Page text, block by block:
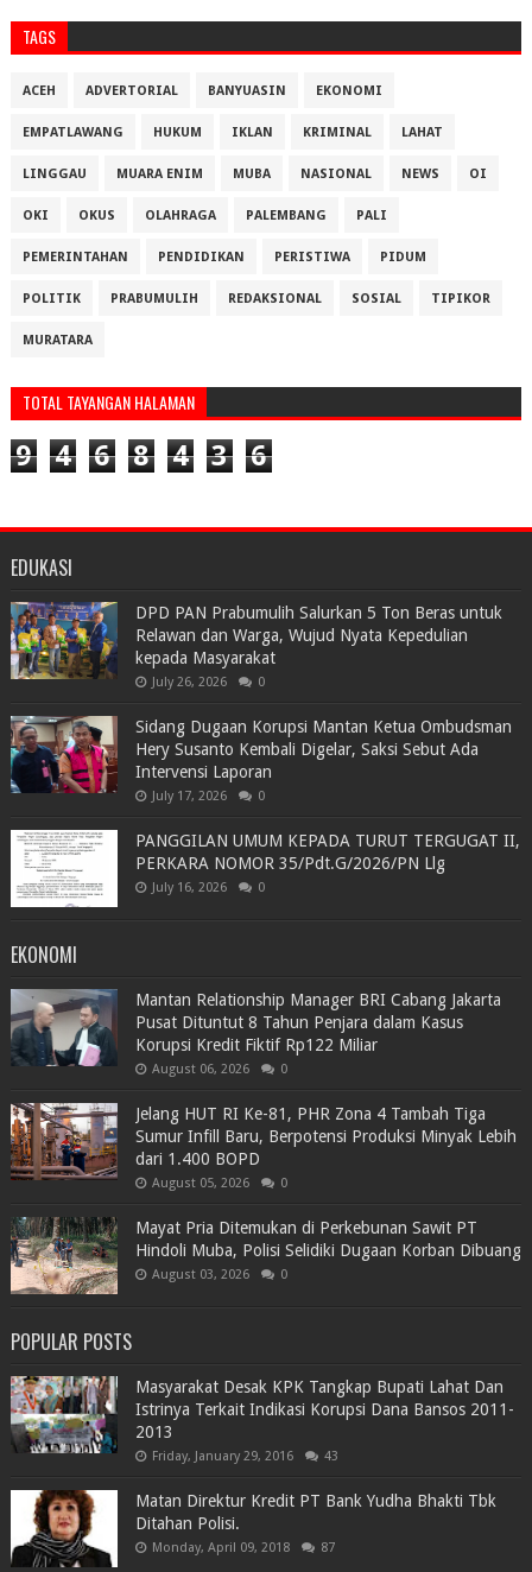
TAGS
ACEH ADVERTORIAL BANYUASIN EKONOMI
EMPATLAWANG HUKUM IKLAN KRIMINAL LAHAT
LINGGAU MUARA ENIM MUBA NASIONAL NEWS OI
OKI OKUS OLAHRAGA PALEMBANG PALI
PEMERINTAHAN PENDIDIKAN PERISTIWA PIDUM
POLITIK PRABUMULIH REDAKSIONAL SOSIAL TIPIKOR
MURATARA
TOTAL TAYANGAN HALAMAN
9 4 6 8 4 3 6
EDUKASI
DPD PAN Prabumulih Salurkan 5 Ton Beras untuk
Relawan dan Warga, Wujud Nyata Kepedulian
kepada Masyarakat
July 26, 2026 0
Sidang Dugaan Korupsi Mantan Ketua Ombudsman
Hery Susanto Kembali Digelar, Saksi Sebut Ada
Intervensi Laporan
July 17, 2026 0
PANGGILAN UMUM KEPADA TURUT TERGUGAT II,
PERKARA NOMOR 35/Pdt.G/2026/PN Llg
July 16, 2026 0
EKONOMI
Mantan Relationship Manager BRI Cabang Jakarta
Pusat Dituntut 8 Tahun Penjara dalam Kasus
Korupsi Kredit Fiktif Rp122 Miliar
August 06, 2026 0
Jelang HUT RI Ke-81, PHR Zona 4 Tambah Tiga
Sumur Infill Baru, Berpotensi Produksi Minyak Lebih
dari 1.400 BOPD
August 05, 2026 0
Mayat Pria Ditemukan di Perkebunan Sawit PT
Hindoli Muba, Polisi Selidiki Dugaan Korban Dibuang
August 03, 2026 0
POPULAR POSTS
Masyarakat Desak KPK Tangkap Bupati Lahat Dan
Istrinya Terkait Indikasi Korupsi Dana Bansos 2011-
2013
Friday, January 29, 2016 43
Matan Direktur Kredit PT Bank Yudha Bhakti Tbk
Ditahan Polisi.
Monday, April 09, 2018 87